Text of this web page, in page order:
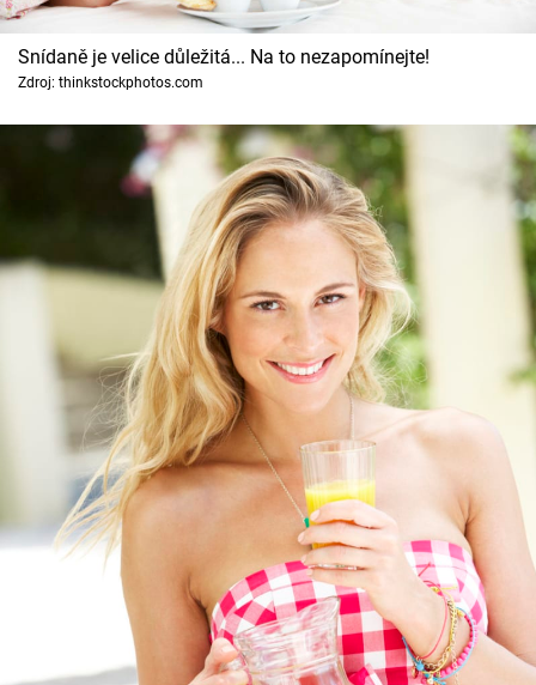
Seriály
Horoskopy
Sledujte prima+
Filmový festival Karlovy Vary
Pořady
Přihlášení
Sledujte nás
Snídaně je velice důležitá... Na to nezapomínejte!
Zdroj: thinkstockphotos.com